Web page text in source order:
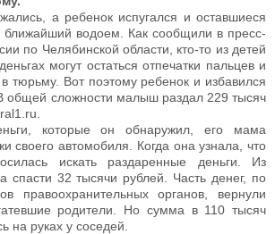
а ребенок испугался и оставшиеся
водоем. Как сообщили в пресс-
по Челябинской области, кто-то из детей
могут остаться отпечатки пальцев и
тюрьму. Вот поэтому ребенок и избавился
общей сложности малыш раздал 229 тысяч
которые он обнаружил, его мама
своего автомобиля. Когда она узнала, что
искать раздаренные деньги. Из
спасти 32 тысячи рублей. Часть денег, по
правоохранительных органов, вернули
родители. Но сумма в 110 тысяч
на руках у соседей.